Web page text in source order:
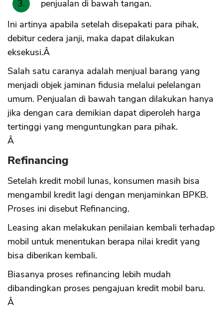
penjualan di bawah tangan.
Ini artinya apabila setelah disepakati para pihak,
debitur cedera janji, maka dapat dilakukan
eksekusi.Â
Salah satu caranya adalah menjual barang yang
menjadi objek jaminan fidusia melalui pelelangan
umum. Penjualan di bawah tangan dilakukan hanya
jika dengan cara demikian dapat diperoleh harga
tertinggi yang menguntungkan para pihak.
Â
Refinancing
Setelah kredit mobil lunas, konsumen masih bisa
mengambil kredit lagi dengan menjaminkan BPKB.
Proses ini disebut Refinancing.
Leasing akan melakukan penilaian kembali terhadap
mobil untuk menentukan berapa nilai kredit yang
bisa diberikan kembali.
Biasanya proses refinancing lebih mudah
dibandingkan proses pengajuan kredit mobil baru.
Â
OK
CANCEL